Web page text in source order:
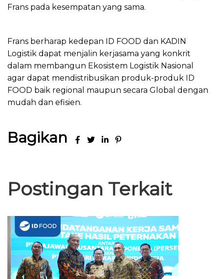
Frans pada kesempatan yang sama.
Frans berharap kedepan ID FOOD dan KADIN
Logistik dapat menjalin kerjasama yang konkrit
dalam membangun Ekosistem Logistik Nasional
agar dapat mendistribusikan produk-produk ID
FOOD baik regional maupun secara Global dengan
mudah dan efisien.
Bagikan
Postingan Terkait